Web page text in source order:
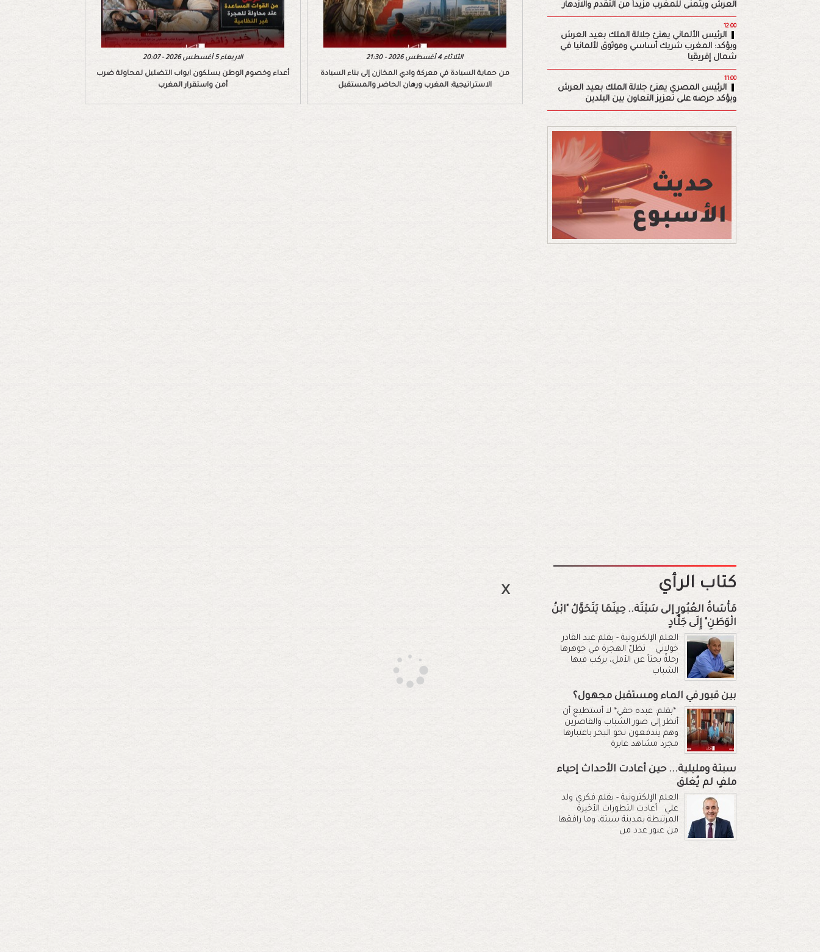
الاربعاء 5 أغسطس 2026 - 20:07
أعداء وخصوم الوطن يسلكون ابواب التضليل لمحاولة ضرب
أمن واستقرار المغرب
الثلاثاء 4 أغسطس 2026 - 21:30
من حماية السيادة في معركة وادي المخازن إلى بناء السيادة
الاستراتيجية: المغرب ورهان الحاضر والمستقبل
العرش ويتمنى للمغرب مزيداً من التقدم والازدهار
12:00
الرئيس الألماني يهنئ جلالة الملك بعيد العرش
ويؤكد: المغرب شريك أساسي وموثوق لألمانيا في
شمال إفريقيا
11:00
الرئيس المصري يهنئ جلالة الملك بعيد العرش
ويؤكد حرصه على تعزيز التعاون بين البلدين
كتاب الرأي
مَأْسَاةُ العُبُورِ إلى سَبْتَة.. حِينَمَا يَتَحَوَّلُ "ابْنُ
الْوَطَنِ" إِلَى جَلَّادٍ
العلم الإلكترونية - بقلم عبد القادر
خولاني تظلّ الهجرة في جوهرها
رحلةً بحثاً عن الأمل، يركب فيها
الشباب
بين قبور في الماء ومستقبل مجهول؟
*بقلم: عبده حقي* لا أستطيع أن
أنظر إلى صور الشباب والقاصرين
وهم يندفعون نحو البحر باعتبارها
مجرد مشاهد عابرة
سبتة ومليلية... حين أعادت الأحداث إحياء
ملفٍ لم يُغلق
العلم الإلكترونية - بقلم فكري ولد
علي أعادت التطورات الأخيرة
المرتبطة بمدينة سبتة، وما رافقها
من عبور عدد من